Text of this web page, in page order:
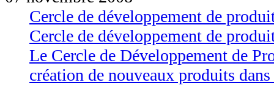
Cercle de développement de
Cercle de développement de
Le Cercle de Développement de
création de nouveaux produits